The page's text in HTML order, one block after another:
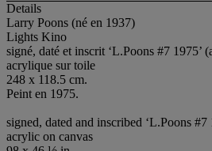
Details
Larry Poons (né en 1937)
Lights Kino
signé, daté et inscrit ‘L.Poons #7 1975’
acrylique sur toile
248 x 118.5 cm.
Peint en 1975.
signed, dated and inscribed ‘L.Poons #7
acrylic on canvas